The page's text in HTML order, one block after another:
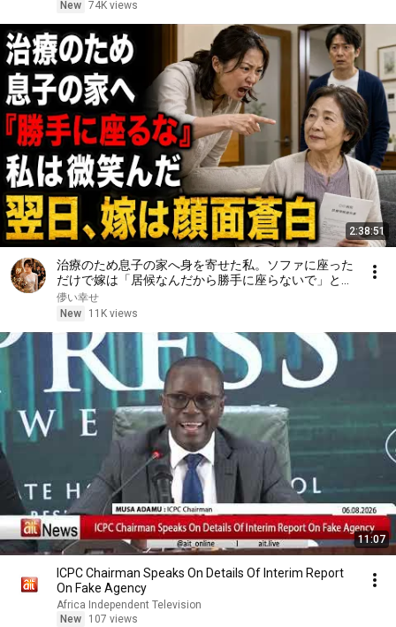
New 74K views
2:38:51
治療のため息子の家へ身を寄せた私。ソファに座った
だけで嫁は「居候なんだから勝手に座らないで」と怒
鳴った――私は微笑んで答えた。「その言葉、きっと
後悔しますよ」翌日、嫁は顔面蒼白になった……。
儚い幸せ
New
11K views
11:07
ICPC Chairman Speaks On Details Of Interim Report
On Fake Agency
Africa Independent Television
New
107 views